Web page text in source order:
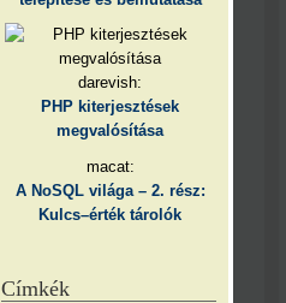
darevish:
PHP kiterjesztések
megvalósítása
macat:
A NoSQL világa – 2. rész:
Kulcs–érték tárolók
Címkék